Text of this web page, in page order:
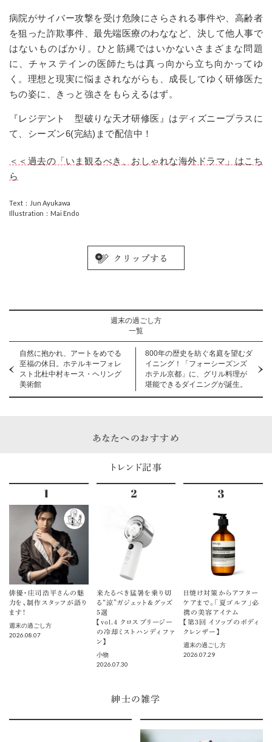
病院がサイバー攻撃を受け危険にさらされる事件や、高齢者
を狙った詐欺事件、最先端医療のわななど、決して他人事で
はないものばかり。ひと筋縄ではいかないさまざまな問題
に、チャステインの医師たちは真っ向から立ち向かってゆ
く。理想と現実に悩まされながらも、成長してゆく研修医た
ちの姿に、きっと強さをもらえるはず。
『レジデント 型破りな天才研修医』はディズニープラスに
て、シーズン6(完結)まで配信中！
＜＜過去の「いま観るべき、おしゃれな海外ドラマ」はこち
ら
Text：Jun Ayukawa
Illustration：Mai Endo
週末の過ごし方
一覧
自然に抱かれ、アートをめでる
至福の休日。ホテルキーフォレ
スト北杜中村キース・ヘリング
美術館
800年の歴史を紡ぐ名庭を望むダ
イニング！「フォーシーズンズ
ホテル京都」に、グリル料理が
堪能できるダイニングが誕生。
あなたへのおすすめ
トレンド記事
俳優・庄司浩平さんの魅
力を、制作スタッフが語り
ます！
週末の過ごし方
2026.08.07
来たるべき猛暑を乗り切
る“涼”ガジェット＆グッズ
5選
【vol.４ クロスブリージー
の冷却ミストハンディファ
ン】
小物
2026.07.30
日焼け対策からアフター
ケアまで。「夏ゴルフ」必
携の美容アイテム
【第3回 イソップのボディ
クレンザー】
週末の過ごし方
2026.07.29
紳士の雑学